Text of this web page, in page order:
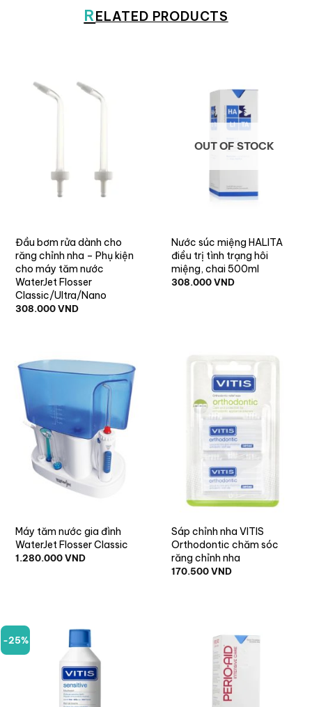
RELATED PRODUCTS
Đầu bơm rửa dành cho
răng chỉnh nha – Phụ kiện
cho máy tăm nước
WaterJet Flosser
Classic/Ultra/Nano
308.000VND
OUT OF STOCK
Nước súc miệng HALITA
điều trị tình trạng hôi
miệng, chai 500ml
308.000VND
Máy tăm nước gia đình
WaterJet Flosser Classic
1.280.000VND
Sáp chỉnh nha VITIS
Orthodontic chăm sóc
răng chỉnh nha
170.500VND
-25%